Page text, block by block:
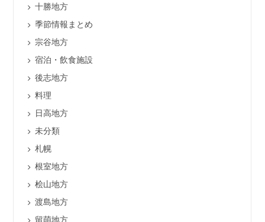
十勝地方
季節情報まとめ
宗谷地方
宿泊・飲食施設
後志地方
料理
日高地方
未分類
札幌
根室地方
桧山地方
渡島地方
留萌地方